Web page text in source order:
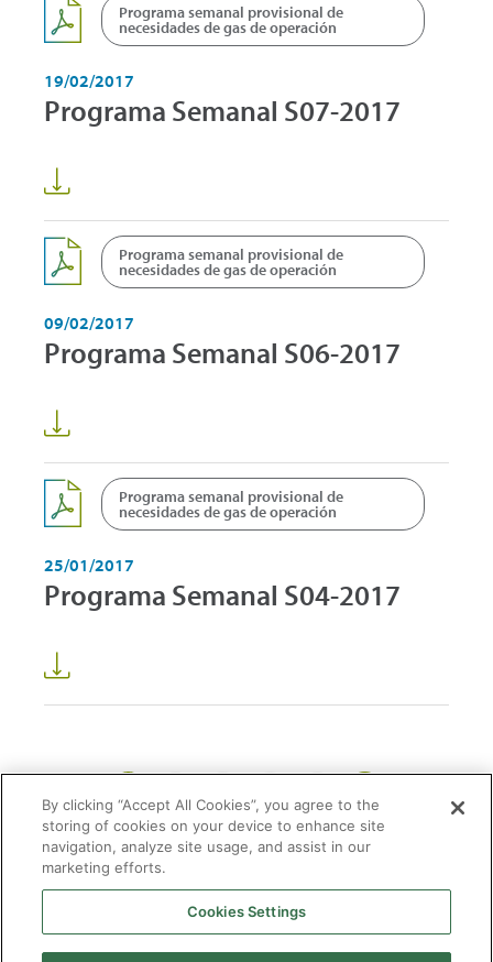
Programa semanal provisional de
necesidades de gas de operación
19/02/2017
Programa Semanal S07-2017
Programa semanal provisional de
necesidades de gas de operación
09/02/2017
Programa Semanal S06-2017
Programa semanal provisional de
necesidades de gas de operación
25/01/2017
Programa Semanal S04-2017
By clicking “Accept All Cookies”, you agree to the
storing of cookies on your device to enhance site
navigation, analyze site usage, and assist in our
marketing efforts.
Cookies Settings